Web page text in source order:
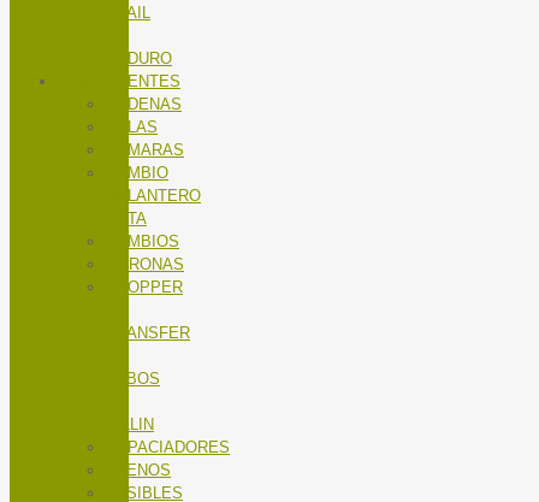
TRAIL
ENDURO
COMPONENTES
CADENAS
CALAS
CÁMARAS
CAMBIO
DELANTERO
RUTA
CAMBIOS
CORONAS
DROPPER
TRANSFER
TUBOS
SILLIN
ESPACIADORES
FRENOS
FUSIBLES